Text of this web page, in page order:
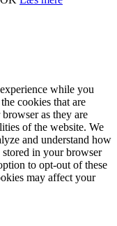
while you
cookies that are
as they are
of the website. We
and understand how
in your browser
to opt-out of these
may affect your